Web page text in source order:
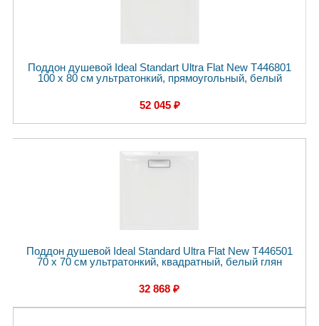
Поддон душевой Ideal Standart Ultra Flat New T446801
100 x 80 см ультратонкий, прямоугольный, белый
52 045 ₽
Поддон душевой Ideal Standard Ultra Flat New T446501
70 x 70 см ультратонкий, квадратный, белый глян
32 868 ₽